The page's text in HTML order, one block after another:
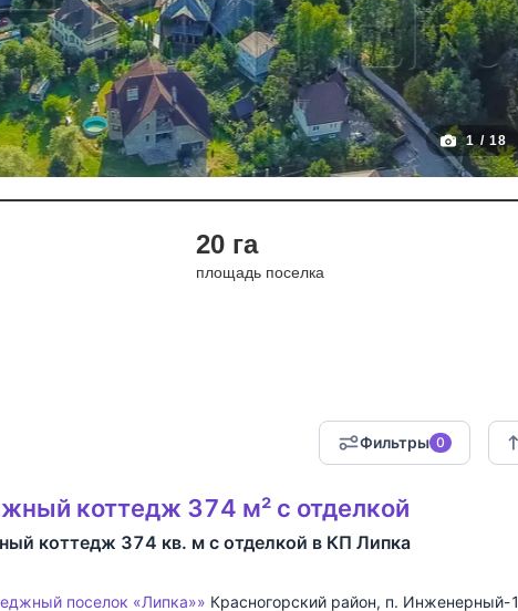
1/ 18
20 га
площадь поселка
Фильтры 0
коттедж 374 м² с отделкой
коттедж 374 кв. м с отделкой в КП Липка
поселок «Липка»» Красногорский район, п. Инженерный-1